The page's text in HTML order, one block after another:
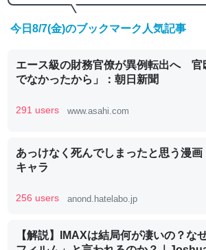
の伏線」は回収されないけど、短期記憶
やすく強くなりそう
の600分の1程度。
─ニュース :: 【研究発表】昆虫学の大問題＝「
今日8/7(金)のブックマーク人気記事
エース級の財務官僚が異例転出へ 官
でなかったから」：朝日新聞
291 users www.asahi.com
あっけなく死んでしまったと思う漫
キャラ
256 users anond.hatelabo.jp
【解説】IMAXは結局何が凄いの？な